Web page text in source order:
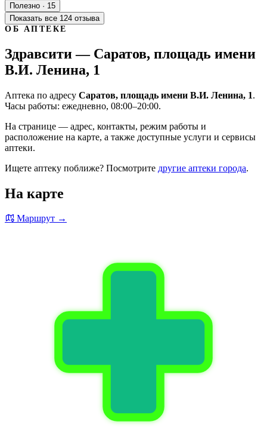
Полезно · 15
Показать все 124 отзыва
ОБ АПТЕКЕ
Здравсити — Саратов, площадь имени
В.И. Ленина, 1
Аптека по адресу Саратов, площадь имени В.И. Ленина, 1.
Часы работы: ежедневно, 08:00–20:00.
На странице — адрес, контакты, режим работы и
расположение на карте, а также доступные услуги и сервисы
аптеки.
Ищете аптеку поближе? Посмотрите другие аптеки города.
На карте
Маршрут →